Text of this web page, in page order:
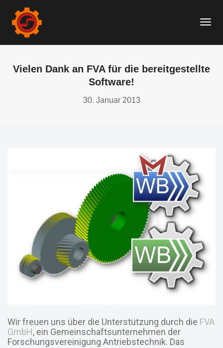
Vielen Dank an FVA für die bereitgestellte
Software!
30. Januar 2013
Wir freuen uns über die Unterstützung durch die FVA
GmbH, ein Gemeinschaftsunternehmen der
Forschungsvereinigung Antriebstechnik. Das